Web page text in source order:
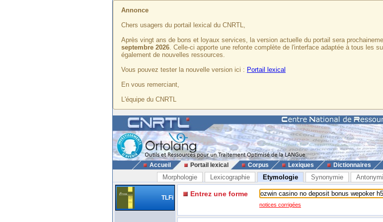
Annonce
Chers usagers du portail lexical du CNRTL,
Après vingt ans de bons et loyaux services, la version actuelle du portail sera
septembre 2026. Celle-ci apporte une refonte complète de l'interface adaptée à tous les
également de nouvelles ressources.
Vous pouvez tester la nouvelle version ici : Portail lexical
En vous remerciant,
L'équipe du CNRTL
Accueil Portail lexical Corpus Lexiques Dictionnaires
Morphologie Lexicographie Etymologie Synonymie
TLFi Entrez une forme
notices corrigées